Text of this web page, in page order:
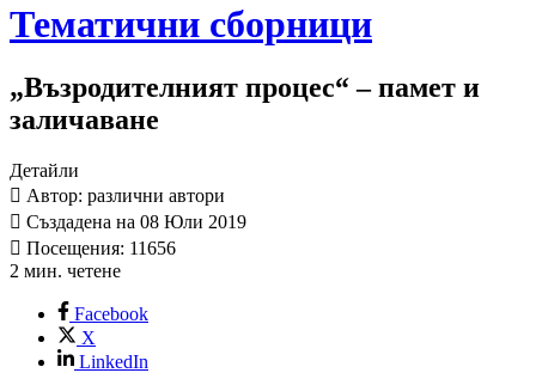
Тематични сборници
„Възродителният процес“ – памет и
заличаване
Детайли
Автор: различни автори
Създадена на 08 Юли 2019
Посещения: 11656
2 мин. четене
Facebook
X
LinkedIn